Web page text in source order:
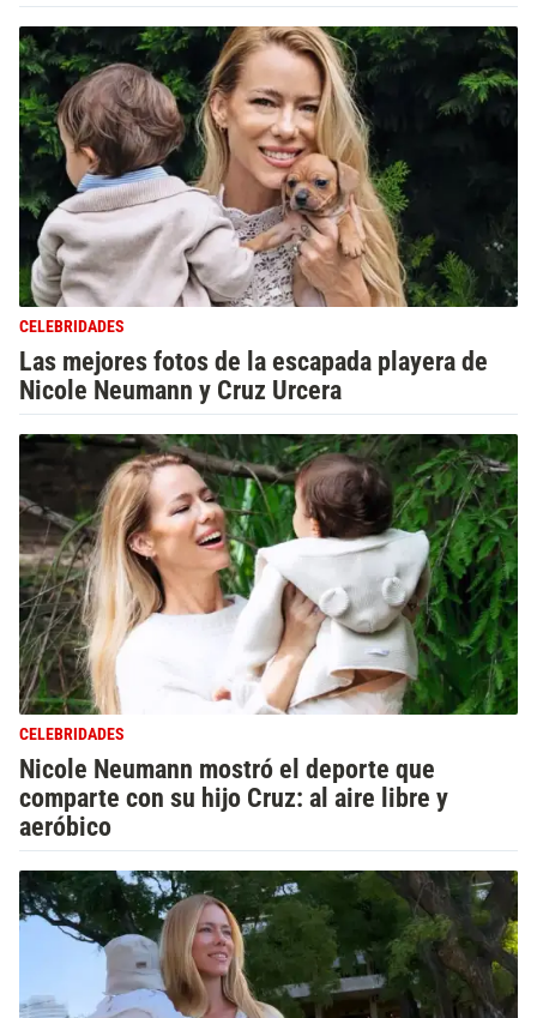
CELEBRIDADES
Las mejores fotos de la escapada playera de
Nicole Neumann y Cruz Urcera
CELEBRIDADES
Nicole Neumann mostró el deporte que
comparte con su hijo Cruz: al aire libre y
aeróbico